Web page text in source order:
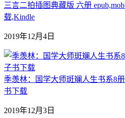
三言二拍插图典藏版 六册
载,Kindle
2019年12月4日
季羡林：国学大师斑斓人生书系8
书下载
2019年12月3日